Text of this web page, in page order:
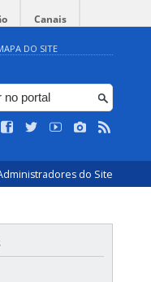
Canais
DO SITE
do Site